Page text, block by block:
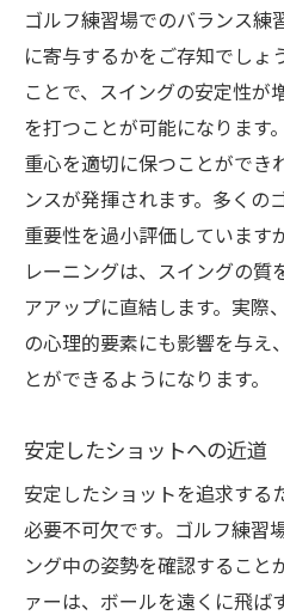
ゴルフ練習場でのバランス練
に寄与するかをご存知でしょ
ことで、スイングの安定性が
を打つことが可能になります
重心を適切に保つことができ
ンスが発揮されます。多くの
重要性を過小評価しています
レーニングは、スイングの質
アアップに直結します。実際
の心理的要素にも影響を与え
とができるようになります。
安定したショットへの近道
安定したショットを追求する
必要不可欠です。ゴルフ練習
ング中の姿勢を確認すること
ァーは、ボールを遠くに飛ば